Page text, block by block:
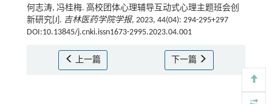
何志涛, 冯桂梅. 高校团体心理辅导互动式心理主题班会创
新研究[J]. 吉林医药学院学报, 2023, 44(04): 294-295+297
DOI:10.13845/j.cnki.issn1673-2995.2023.04.001
上一篇 下一篇